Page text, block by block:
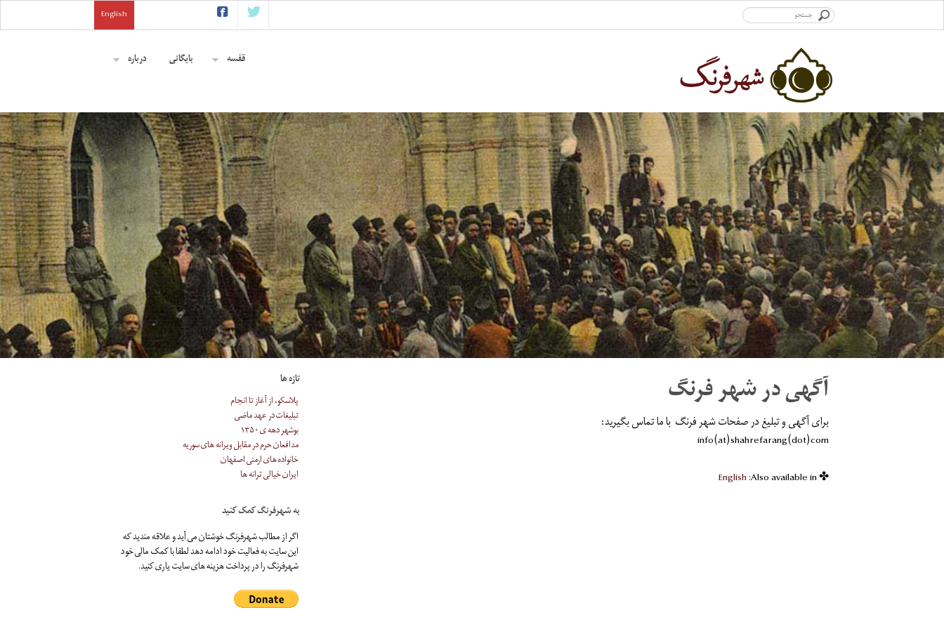
English
قفسه بایگانی درباره
آگهی در شهر فرنگ
برای آگهی و تبلیغ در صفحات شهر فرنگ با ما تماس بگیرید:
info(at)shahrefarang(dot)com
✤ Also available in:
English
تازه ها
پلاسکو، از آغاز تا انجام
تبلیغات در عهد ماضی
بوشهر دهه ی ۱۳۵۰
مدافعان حرم در مقابل ویرانه های سوریه
خانواده های ارمنی اصفهان
ایران خیالی ترانه ها
به شهرفرنگ کمک کنید
اگر از مطالب شهرفرنگ خوشتان می آید و علاقه مندید که
این سایت به فعالیت خود ادامه دهد لطفا با کمک مالی خود
شهرفرنگ را در پرداخت هزینه های سایت یاری کنید.